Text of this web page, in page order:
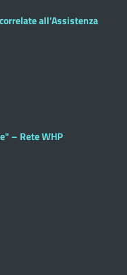
all’Assistenza
– Rete WHP